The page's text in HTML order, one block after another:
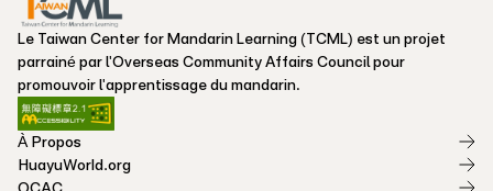
Le Taiwan Center for Mandarin Learning (TCML) est un projet
parrainé par l'Overseas Community Affairs Council pour
promouvoir l'apprentissage du mandarin.
À Propos
HuayuWorld.org